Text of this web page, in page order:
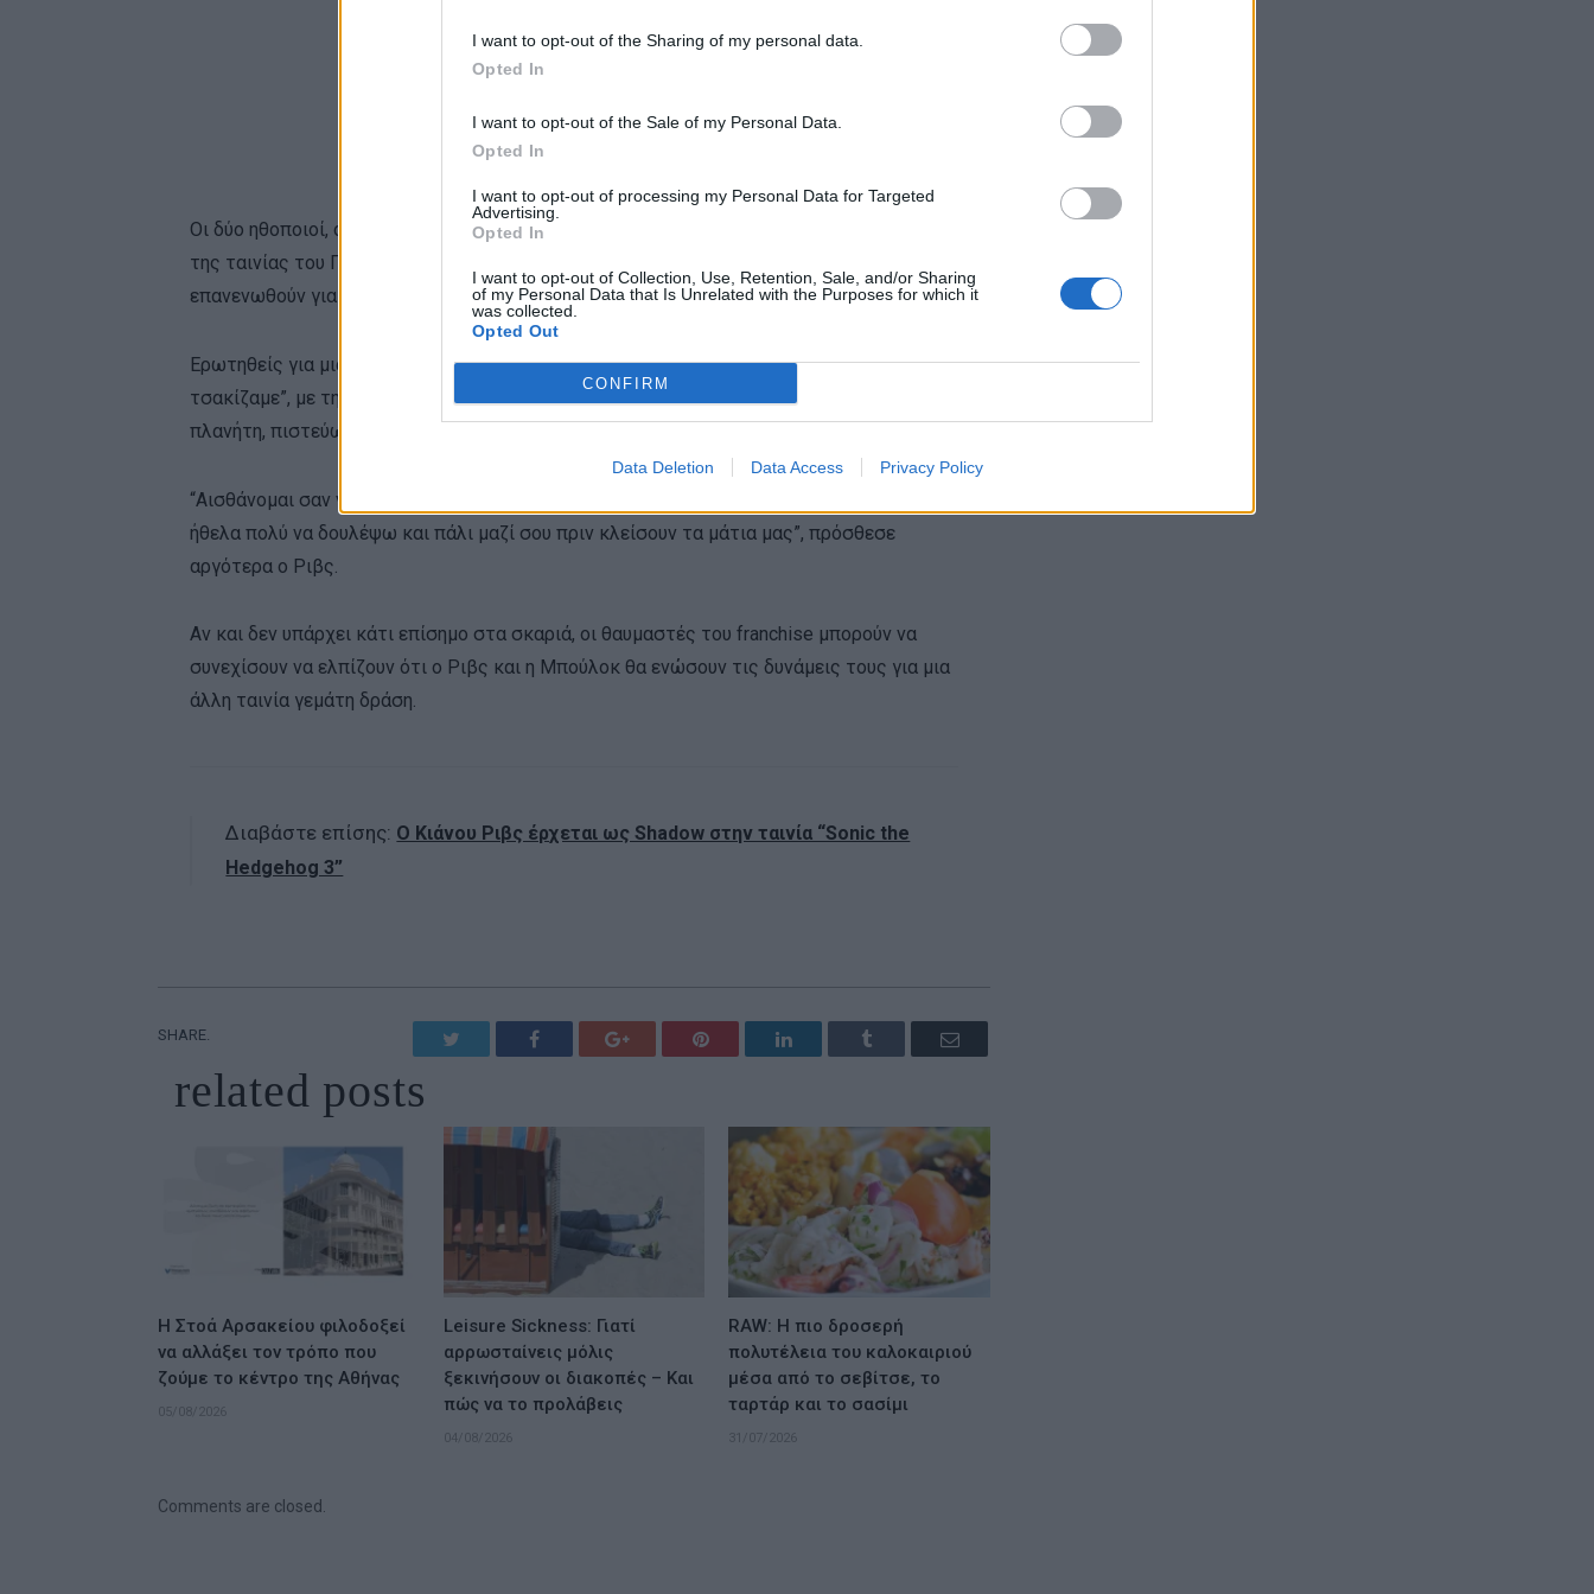
I want to opt-out of the Sharing of my personal data.
Opted In
I want to opt-out of the Sale of my Personal Data.
Opted In
I want to opt-out of processing my Personal Data for Targeted
Advertising.
Opted In
I want to opt-out of Collection, Use, Retention, Sale, and/or Sharing
of my Personal Data that Is Unrelated with the Purposes for which it
was collected.
Opted Out
CONFIRM
Data Deletion Data Access Privacy Policy
Οι δύο ηθοποιοί, οι οποίοι εμφανίστηκαν στο podcast 50 MPH, αναπόλησαν τα γυρίσματα
της ταινίας του Γιαν ντε Μποντ και μοιράστηκαν την κοινή τους επιθυμία να
επανενωθούν για μια ταινία “Speed ​​3”.
Ερωτηθείς για μια πιθανή τρίτη ταινία, ο Ριβς απάντησε: “Εννοώ, ξέρετε – θα το
τσακίζαμε”, με την Μπούλοκ να συμπληρώνει: “Πριν πεθάνω, πριν φύγω από αυτόν τον
πλανήτη, πιστεύω ότι ο Κιάνου και εγώ πρέπει να κάνουμε κάτι μπροστά στην κάμερα.”
“Αισθάνομαι σαν να υπάρχει ένα κάλεσμα εδώ. Σαν να υπάρχει κάτι που δεν συνέβη. Θα
ήθελα πολύ να δουλέψω και πάλι μαζί σου πριν κλείσουν τα μάτια μας”, πρόσθεσε
αργότερα ο Ριβς.
Αν και δεν υπάρχει κάτι επίσημο στα σκαριά, οι θαυμαστές του franchise μπορούν να
συνεχίσουν να ελπίζουν ότι ο Ριβς και η Μπούλοκ θα ενώσουν τις δυνάμεις τους για μια
άλλη ταινία γεμάτη δράση.
Διαβάστε επίσης: Ο Κιάνου Ριβς έρχεται ως Shadow στην ταινία “Sonic the
Hedgehog 3”
SHARE. Facebook Google+ Pinterest LinkedIn Tumblr Email
related posts
Η Στοά Αρσακείου φιλοδοξεί
να αλλάξει τον τρόπο που
ζούμε το κέντρο της Αθήνας
05/08/2026
Leisure Sickness: Γιατί
αρρωσταίνεις μόλις
ξεκινήσουν οι διακοπές – Και
πώς να το προλάβεις
04/08/2026
RAW: Η πιο δροσερή
πολυτέλεια του καλοκαιριού
μέσα από το σεβίτσε, το
ταρτάρ και το σασίμι
31/07/2026
Comments are closed.